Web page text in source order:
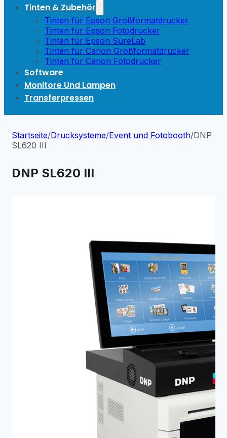
Tinten & Zubehör
Tinten für Epson Großformatdrucker
Tinten für Epson Fotodrucker
Tinten für Epson SureLab
Tinten für Canon Großformatdrucker
Tinten für Canon Fotodrucker
Software
Monitore Und Lampen
Transferpressen
Startseite/Drucksysteme/Event und Fotobooth/DNP
SL620 III
DNP SL620 III